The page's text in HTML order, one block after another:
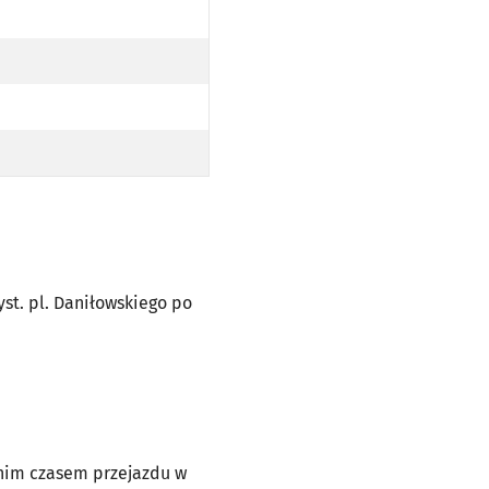
DANIŁOWSKIEGO PO TRASIE)
pl. Daniłowskiego po
czasem przejazdu w